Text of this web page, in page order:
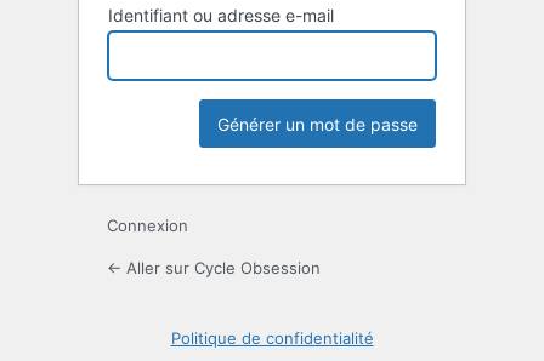
Identifiant ou adresse e-mail
Connexion
← Aller sur Cycle Obsession
Politique de confidentialité